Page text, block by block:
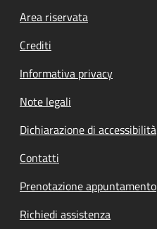
Footer menu
Area riservata
Crediti
Informativa privacy
Note legali
Dichiarazione di accessibilità
Contatti
Prenotazione appuntamento
Richiedi assistenza